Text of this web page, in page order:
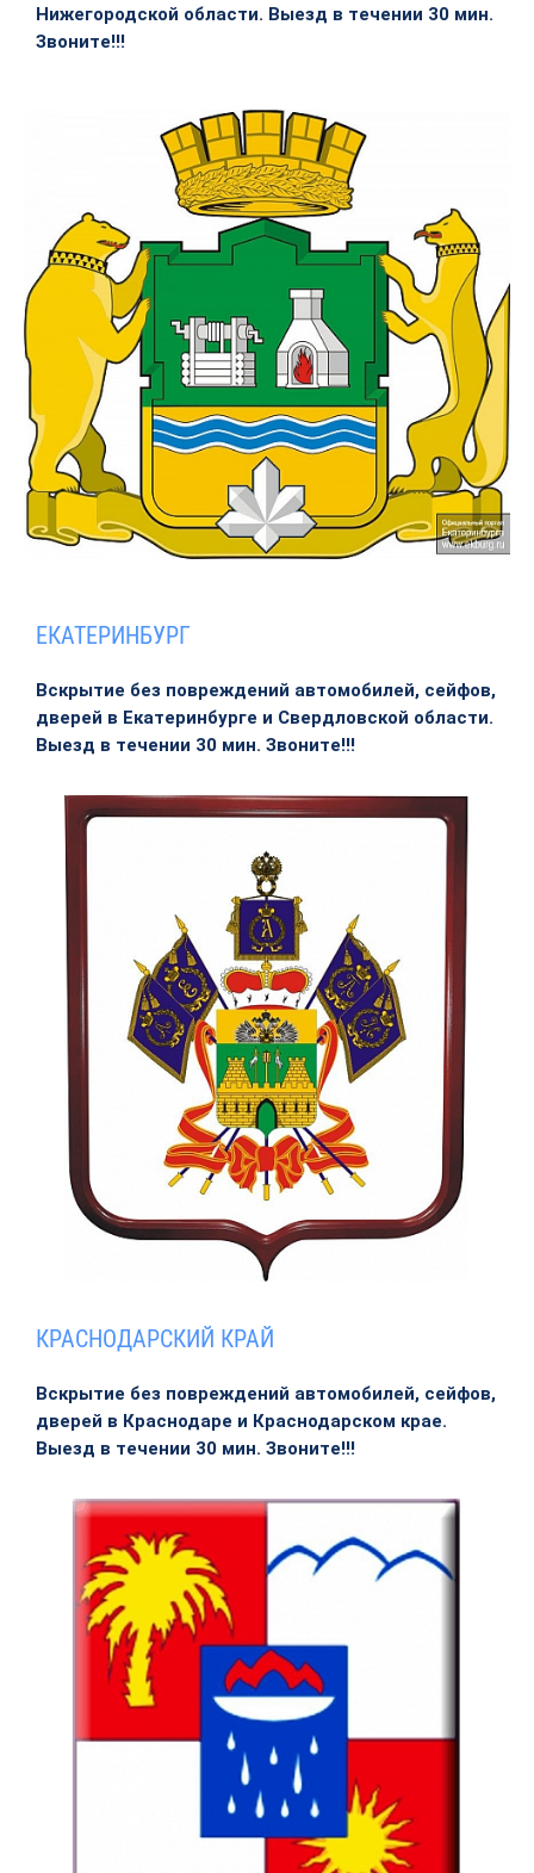
Нижегородской области. Выезд в течении 30 мин.
Звоните!!!
ЕКАТЕРИНБУРГ
Вскрытие без повреждений автомобилей, сейфов,
дверей в Екатеринбурге и Свердловской области.
Выезд в течении 30 мин. Звоните!!!
КРАСНОДАРСКИЙ КРАЙ
Вскрытие без повреждений автомобилей, сейфов,
дверей в Краснодаре и Краснодарском крае.
Выезд в течении 30 мин. Звоните!!!